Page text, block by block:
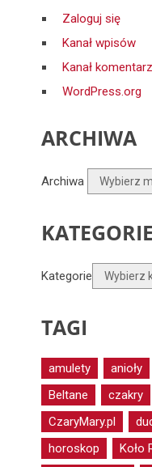
Zaloguj się
Kanał wpisów
Kanał
WordPress.org
ARCHIWA
Archiwa
KATEGORIE
Kategorie
TAGI
amulety anioły
Beltane
czakry
CzaryMary.pl
horoskop
Koło